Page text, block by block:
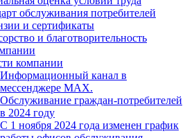
обслуживания потребителей
и сертификаты
и благотворительность
компании
Информационный канал в
мессенджере MAX.
Обслуживание граждан-потребителей
в 2024 году
С 1 ноября 2024 года изменен график